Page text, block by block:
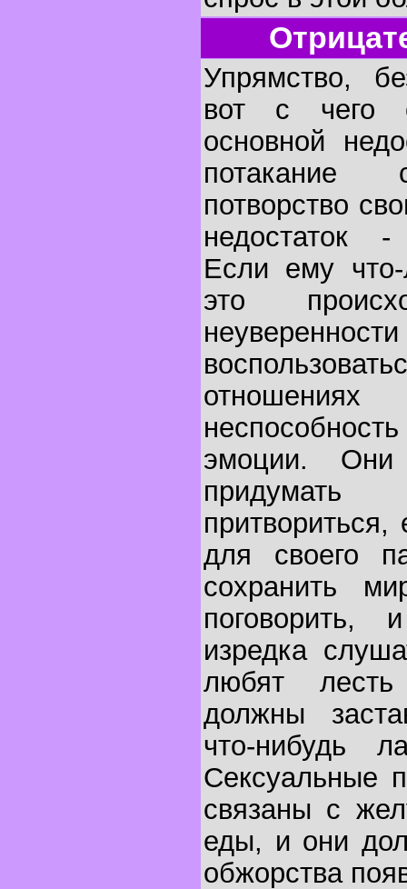
Упрямство,
вот с чего
основной
потакание
потворство
недостаток -
Если ему
это
эмоции.
придумать
для своего
сохранить
изредка
любят
должны
что-нибудь
Сексуальные
связаны с
еды, и они
обжорства